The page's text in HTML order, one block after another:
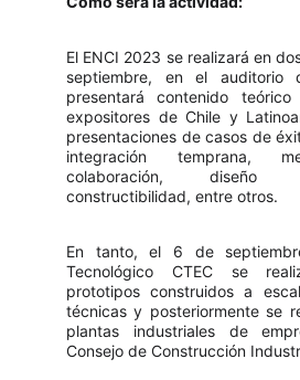
El ENCI 2023 se realizará en
septiembre, en el auditorio
presentará contenido
expositores de Chile y
presentaciones de casos de
integración temprana,
colaboración,
constructibilidad, entre otros.
En tanto, el 6 de
Tecnológico CTEC se
prototipos construidos a
técnicas y posteriormente se
plantas industriales de
Consejo de Construcción